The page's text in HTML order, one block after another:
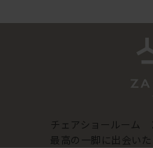
チェアショールーム
最高の一脚に出会い